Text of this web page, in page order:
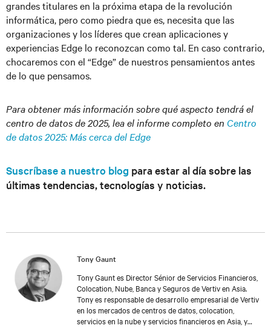
grandes titulares en la próxima etapa de la revolución
informática, pero como piedra que es, necesita que las
organizaciones y los líderes que crean aplicaciones y
experiencias Edge lo reconozcan como tal. En caso contrario,
chocaremos con el “Edge” de nuestros pensamientos antes
de lo que pensamos.
Para obtener más información sobre qué aspecto tendrá el
centro de datos de 2025, lea el informe completo en Centro
de datos 2025: Más cerca del Edge
Suscríbase a nuestro blog para estar al día sobre las
últimas tendencias, tecnologías y noticias.
Tony Gaunt
Tony Gaunt es Director Sénior de Servicios Financieros,
Colocation, Nube, Banca y Seguros de Vertiv en Asia.
Tony es responsable de desarrollo empresarial de Vertiv
en los mercados de centros de datos, colocation,
servicios en la nube y servicios financieros en Asia, y